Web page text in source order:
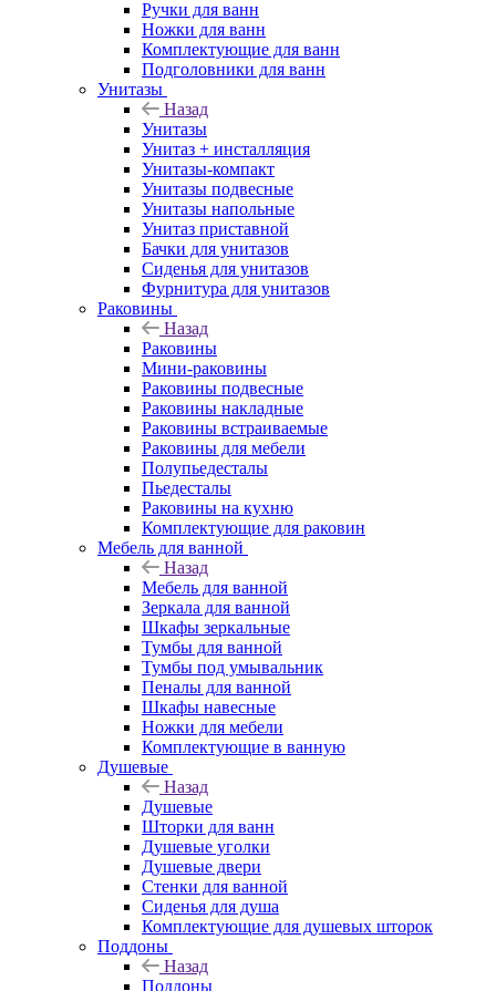
Ручки для ванн
Ножки для ванн
Комплектующие для ванн
Подголовники для ванн
Унитазы
Назад
Унитазы
Унитаз + инсталляция
Унитазы-компакт
Унитазы подвесные
Унитазы напольные
Унитаз приставной
Бачки для унитазов
Сиденья для унитазов
Фурнитура для унитазов
Раковины
Назад
Раковины
Мини-раковины
Раковины подвесные
Раковины накладные
Раковины встраиваемые
Раковины для мебели
Полупьедесталы
Пьедесталы
Раковины на кухню
Комплектующие для раковин
Мебель для ванной
Назад
Мебель для ванной
Зеркала для ванной
Шкафы зеркальные
Тумбы для ванной
Тумбы под умывальник
Пеналы для ванной
Шкафы навесные
Ножки для мебели
Комплектующие в ванную
Душевые
Назад
Душевые
Шторки для ванн
Душевые уголки
Душевые двери
Стенки для ванной
Сиденья для душа
Комплектующие для душевых шторок
Поддоны
Назад
Поддоны